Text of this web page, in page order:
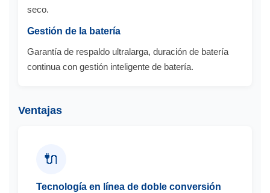
seco.
Gestión de la batería
Garantía de respaldo ultralarga, duración de batería
continua con gestión inteligente de batería.
Ventajas
🔌
Tecnología en línea de doble conversión